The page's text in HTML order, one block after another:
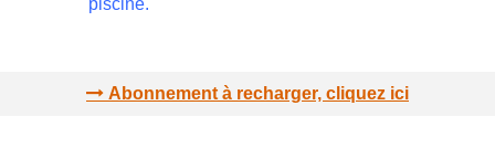
piscine.
Abonnement à recharger, cliquez ici